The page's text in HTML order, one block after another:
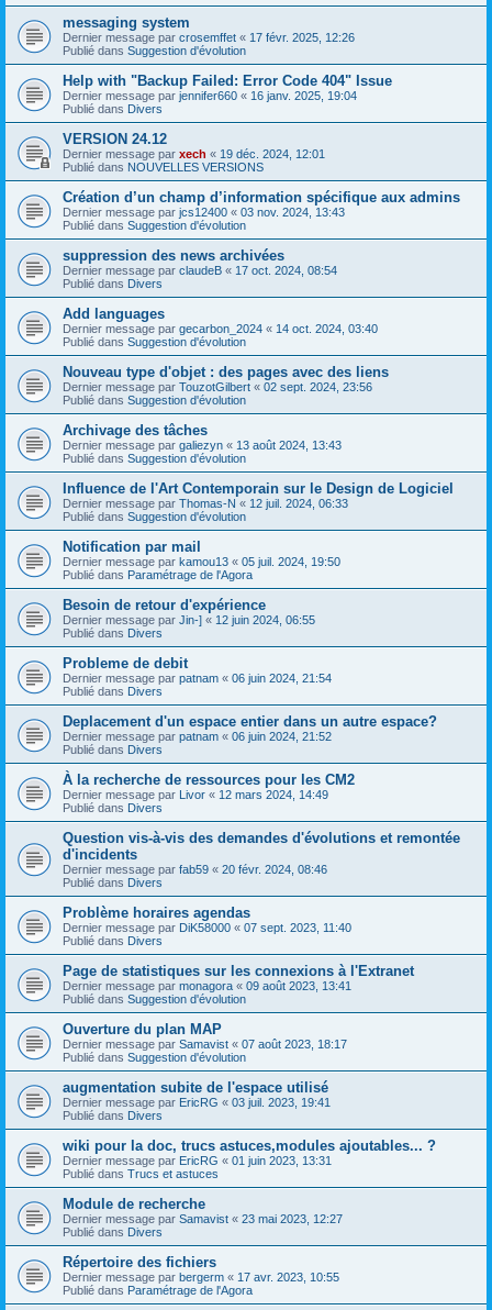
messaging system
Dernier message par crosemffet « 17 févr. 2025, 12:26
Publié dans Suggestion d'évolution
Help with "Backup Failed: Error Code 404" Issue
Dernier message par jennifer660 « 16 janv. 2025, 19:04
Publié dans Divers
VERSION 24.12
Dernier message par xech « 19 déc. 2024, 12:01
Publié dans NOUVELLES VERSIONS
Création d’un champ d’information spécifique aux admins
Dernier message par jcs12400 « 03 nov. 2024, 13:43
Publié dans Suggestion d'évolution
suppression des news archivées
Dernier message par claudeB « 17 oct. 2024, 08:54
Publié dans Divers
Add languages
Dernier message par gecarbon_2024 « 14 oct. 2024, 03:40
Publié dans Suggestion d'évolution
Nouveau type d'objet : des pages avec des liens
Dernier message par TouzotGilbert « 02 sept. 2024, 23:56
Publié dans Suggestion d'évolution
Archivage des tâches
Dernier message par galiezyn « 13 août 2024, 13:43
Publié dans Suggestion d'évolution
Influence de l'Art Contemporain sur le Design de Logiciel
Dernier message par Thomas-N « 12 juil. 2024, 06:33
Publié dans Suggestion d'évolution
Notification par mail
Dernier message par kamou13 « 05 juil. 2024, 19:50
Publié dans Paramétrage de l'Agora
Besoin de retour d'expérience
Dernier message par Jin-] « 12 juin 2024, 06:55
Publié dans Divers
Probleme de debit
Dernier message par patnam « 06 juin 2024, 21:54
Publié dans Divers
Deplacement d'un espace entier dans un autre espace?
Dernier message par patnam « 06 juin 2024, 21:52
Publié dans Divers
À la recherche de ressources pour les CM2
Dernier message par Livor « 12 mars 2024, 14:49
Publié dans Divers
Question vis-à-vis des demandes d'évolutions et remontée
d'incidents
Dernier message par fab59 « 20 févr. 2024, 08:46
Publié dans Divers
Problème horaires agendas
Dernier message par DiK58000 « 07 sept. 2023, 11:40
Publié dans Divers
Page de statistiques sur les connexions à l'Extranet
Dernier message par monagora « 09 août 2023, 13:41
Publié dans Suggestion d'évolution
Ouverture du plan MAP
Dernier message par Samavist « 07 août 2023, 18:17
Publié dans Suggestion d'évolution
augmentation subite de l'espace utilisé
Dernier message par EricRG « 03 juil. 2023, 19:41
Publié dans Divers
wiki pour la doc, trucs astuces,modules ajoutables... ?
Dernier message par EricRG « 01 juin 2023, 13:31
Publié dans Trucs et astuces
Module de recherche
Dernier message par Samavist « 23 mai 2023, 12:27
Publié dans Divers
Répertoire des fichiers
Dernier message par bergerm « 17 avr. 2023, 10:55
Publié dans Paramétrage de l'Agora